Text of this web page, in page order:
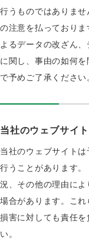
行うものではありま
の注意を払っており
よるデータの改ざん
に関し、事由の如何
で予めご了承ください
当社のウェブサイ
当社のウェブサイト
行うことがあります
況、その他の理由に
場合があります。これ
損害に対しても責任
い。